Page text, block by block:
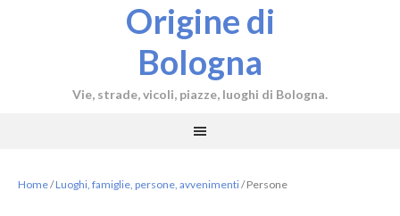
Origine di
Bologna
Vie, strade, vicoli, piazze, luoghi di Bologna.
Home/Luoghi, famiglie, persone, avvenimenti/Persone